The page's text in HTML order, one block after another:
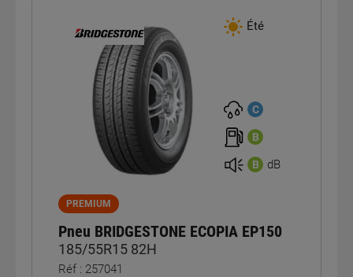
Été
C
B
B dB
PREMIUM
Pneu BRIDGESTONE ECOPIA EP150
185/55R15 82H
Réf : 257041